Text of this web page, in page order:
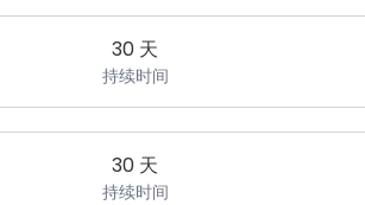
30 天
持续时间
30 天
持续时间